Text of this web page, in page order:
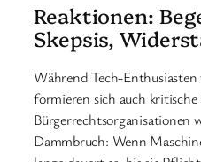
Reaktionen:
Skepsis,
Während Tech-
formieren sich auch
Bürgerrechtsorganisationen
Dammbruch: Wenn